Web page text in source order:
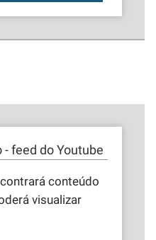
feed do Youtube
conteúdo
visualizar